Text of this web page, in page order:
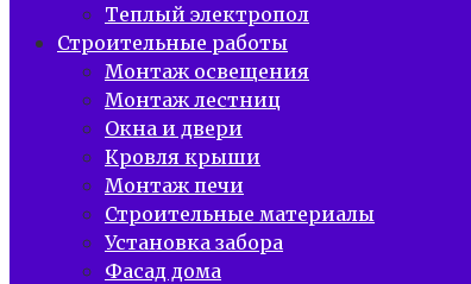
Теплый электропол
Строительные работы
Монтаж освещения
Монтаж лестниц
Окна и двери
Кровля крыши
Монтаж печи
Строительные материалы
Установка забора
Фасад дома